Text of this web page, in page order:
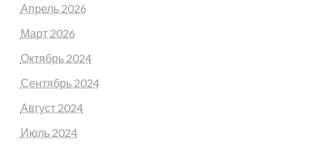
Апрель 2026
Март 2026
Октябрь 2024
Сентябрь 2024
Август 2024
Июль 2024